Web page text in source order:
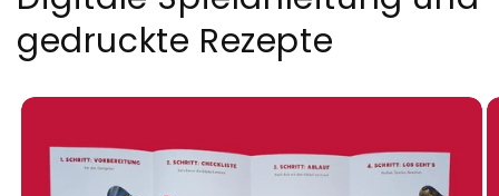
gedruckte Rezepte